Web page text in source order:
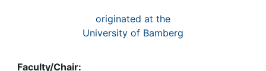
originated at the
University of Bamberg
Faculty/Chair: